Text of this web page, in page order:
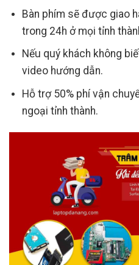
Bàn phím sẽ được giao
trong 24h ở mọi tỉnh
Nếu quý khách không
video hướng dẫn.
Hỗ trợ 50% phí vận
ngoại tỉnh thành.